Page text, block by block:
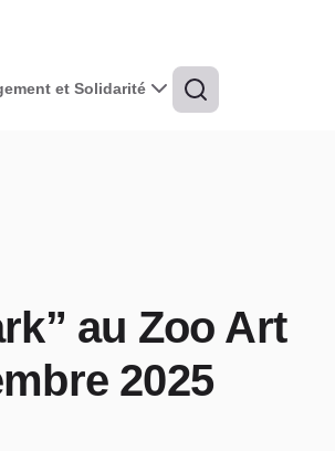
et Solidarité
au Zoo Art
2025